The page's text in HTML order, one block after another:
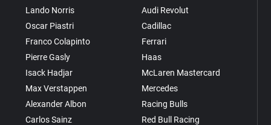
Lando Norris
Oscar Piastri
Franco Colapinto
Pierre Gasly
Isack Hadjar
Max Verstappen
Alexander Albon
Carlos Sainz
Audi Revolut
Cadillac
Ferrari
Haas
McLaren Mastercard
Mercedes
Racing Bulls
Red Bull Racing